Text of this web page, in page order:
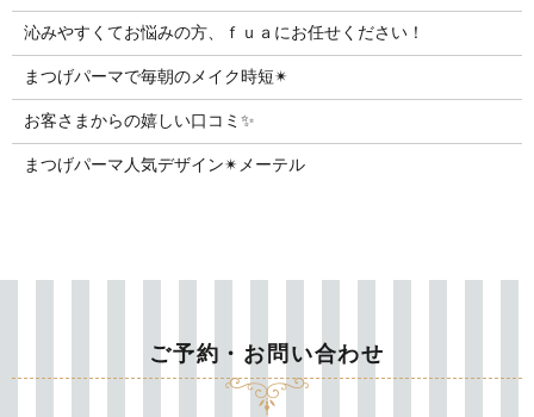
沁みやすくてお悩みの方、ｆｕａにお任せください！
まつげパーマで毎朝のメイク時短✴︎
お客さまからの嬉しい口コミ✨
まつげパーマ人気デザイン✴︎メーテル
ご予約・お問い合わせ